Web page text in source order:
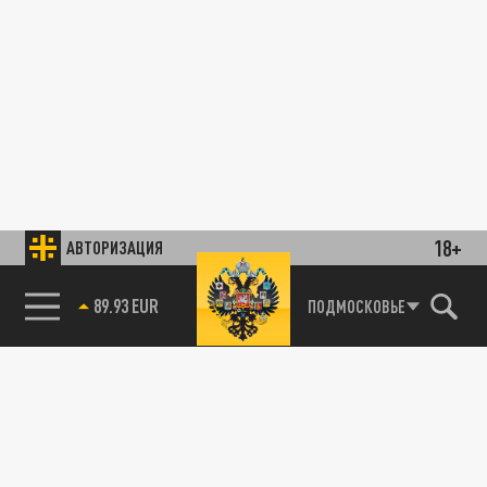
АВТОРИЗАЦИЯ 18+
89.93 EUR ПОДМОСКОВЬЕ